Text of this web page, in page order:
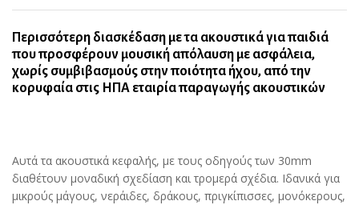
Περισσότερη διασκέδαση με τα ακουστικά για παιδιά
που προσφέρουν μουσική απόλαυση με ασφάλεια,
χωρίς συμβιβασμούς στην ποιότητα ήχου, από την
κορυφαία στις ΗΠΑ εταιρία παραγωγής ακουστικών
Αυτά τα ακουστικά κεφαλής, με τους οδηγούς των 30mm
διαθέτουν μοναδική σχεδίαση και τρομερά σχέδια. Ιδανικά για
μικρούς μάγους, νεράιδες, δράκους, πριγκίπισσες, μονόκερους,